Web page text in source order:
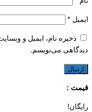
ایمیل *
ذخیره نام، ایمیل و
دیدگاهی می‌نویسم.
قیمت :
رایگان!